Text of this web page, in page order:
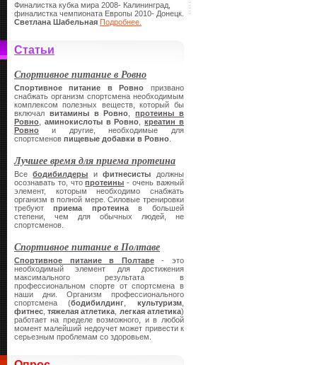
Финалистка кубка мира 2008- Калининград,
финалистка чемпионата Европы 2010- Донецк.
Светлана Шабельная Подробнее.
Статьи
Спортивное питание в Ровно
Спортивное питание в Ровно призвано
снабжать организм спортсмена необходимым
комплексом полезных веществ, который бы
включал витамины в Ровно ,протеины в
Ровно
аминокислоты в Ровно ,креатин в
Ровно и другие, необходимые для
спортсменов пищевые добавки в Ровно
Лучшее время для приема протеина
Всебодибилдеры ифитнесисты должны
осознавать то, чтопротеины - очень важный
элемент, которым необходимо снабжать
организм в полной мере. Силовые тренировки
требуютприема протеина в большей
степени, чем для обычных людей, не
спортсменов.
Спортивное питание в Полтаве
Спортивное питание в Полтаве- это
необходимый элемент для достижения
максимального результата в
профессиональном спорте от спортсмена в
наши дни. Организм профессионального
спортсмена (бодибилдинг культуризм
фитнес ,тяжелая атлетика легкая атлетика)
работает на пределе возможного, и в любой
момент малейший недоучет может привести к
серьезным проблемам со здоровьем.